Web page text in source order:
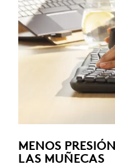
MENOS
LAS MUÑECAS